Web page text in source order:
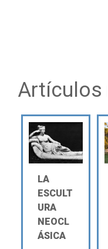
Artículos
LA
ESCULT
URA
NEOCL
ÁSICA